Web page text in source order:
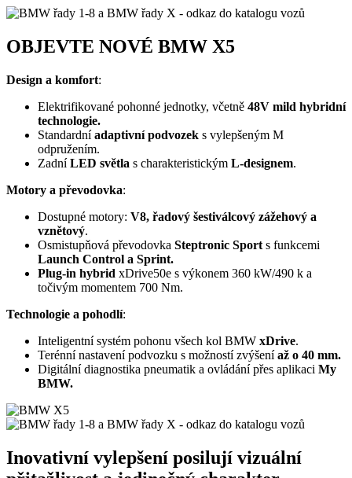
OBJEVTE NOVÉ BMW X5
Design a komfort:
Elektrifikované pohonné jednotky, včetně 48V mild hybridní
technologie.
Standardníadaptivní podvozek s vylepšeným M
odpružením.
ZadníLED světla s charakteristickým L-designem.
Motory a převodovka:
Dostupné motory: V8, řadový šestiválcový zážehový a
vznětový.
Osmistupňová převodovka Steptronic Sport s funkcemi
Launch Control a Sprint.
Plug-in hybrid xDrive50e s výkonem 360 kW/490 k a
točivým momentem 700 Nm.
Technologie a pohodlí:
Inteligentní systém pohonu všech kol BMW xDrive.
Terénní nastavení podvozku s možností zvýšeníaž o 40 mm.
Digitální diagnostika pneumatik a ovládání přes aplikaci My
BMW.
Inovativní vylepšení posilují vizuální